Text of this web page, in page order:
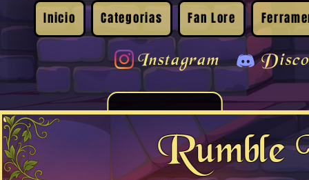
Inicio Categorias Fan Lore
Instagram
Rumble